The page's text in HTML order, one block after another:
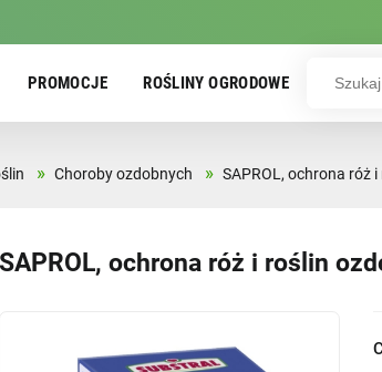
PROMOCJE ROŚLINY OGRODOWE
» Choroby ozdobnych » SAPROL, ochrona róż
SAPROL, ochrona róż i roślin